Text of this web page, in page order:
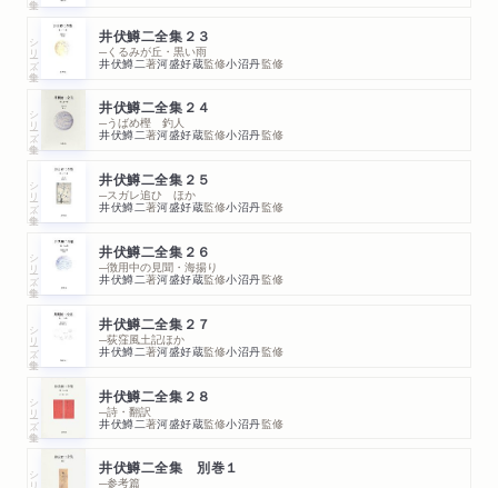
シリーズ・全集 井伏鱒二全集２３
─くるみが丘・黒い雨
井伏鱒二著河盛好蔵監修小沼丹監修
シリーズ・全集 井伏鱒二全集２４
─うばめ樫 釣人
井伏鱒二著河盛好蔵監修小沼丹監修
シリーズ・全集 井伏鱒二全集２５
─スガレ追ひ ほか
井伏鱒二著河盛好蔵監修小沼丹監修
シリーズ・全集 井伏鱒二全集２６
─徴用中の見聞・海揚り
井伏鱒二著河盛好蔵監修小沼丹監修
シリーズ・全集 井伏鱒二全集２７
─荻窪風土記ほか
井伏鱒二著河盛好蔵監修小沼丹監修
シリーズ・全集 井伏鱒二全集２８
─詩・翻訳
井伏鱒二著河盛好蔵監修小沼丹監修
シリーズ・全集 井伏鱒二全集 別巻１
─参考篇